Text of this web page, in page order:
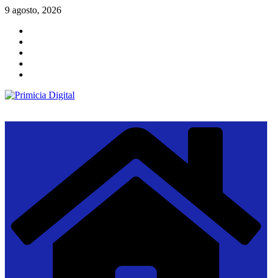
Saltar
contenido
9 agosto, 2026